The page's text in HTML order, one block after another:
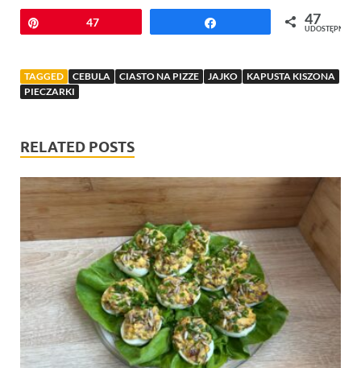
Przypnij47 47
UDOSTĘPNIEŃ
TAGGED CEBULA CIASTO NA PIZZE JAJKO
KAPUSTA KISZONA
PIECZARKI
RELATED POSTS